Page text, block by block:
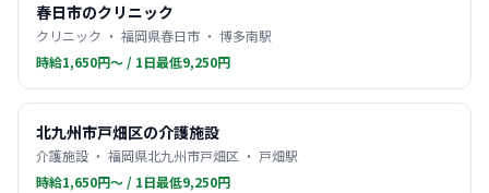
春日市のクリニック
クリニック ・ 福岡県春日市 ・ 博多南駅
時給1,650円〜 / 1日最低9,250円
北九州市戸畑区の介護施設
介護施設 ・ 福岡県北九州市戸畑区 ・ 戸畑駅
時給1,650円〜 / 1日最低9,250円